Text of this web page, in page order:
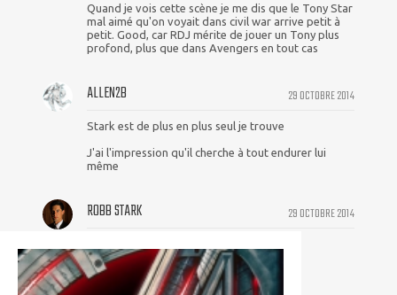
Quand je vois cette scène je me dis que le Tony Star
mal aimé qu'on voyait dans civil war arrive petit à
petit. Good, car RDJ mérite de jouer un Tony plus
profond, plus que dans Avengers en tout cas
29 OCTOBRE 2014
ALLEN2B
Stark est de plus en plus seul je trouve
J'ai l'impression qu'il cherche à tout endurer lui
même
29 OCTOBRE 2014
ROBB STARK